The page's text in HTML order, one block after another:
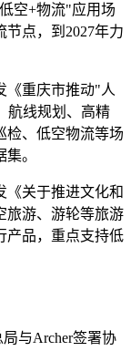
空+物流"应用场
点，到2027年力
《重庆市推动"人
航线规划、高精
检、低空物流等场
。
《关于推进文化和
旅游、游轮等旅游
产品，重点支持低
与Archer签署协